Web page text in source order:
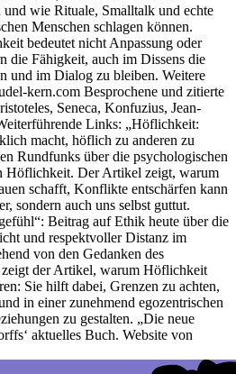
wie Rituale, Smalltalk und echte
Menschen schlagen können.
bedeutet nicht Anpassung oder
die Fähigkeit, auch im Dissens die
und im Dialog zu bleiben. Weitere
kern.com Besprochene und zitierte
Seneca, Konfuzius, Jean-
Links: „Höflichkeit:
macht, höflich zu anderen zu
Rundfunks über die psychologischen
Höflichkeit. Der Artikel zeigt, warum
schafft, Konflikte entschärfen kann
sondern auch uns selbst guttut.
Beitrag auf Ethik heute über die
und respektvoller Distanz im
von den Gedanken des
der Artikel, warum Höflichkeit
Sie hilft dabei, Grenzen zu achten,
in einer zunehmend egozentrischen
zu gestalten. „Die neue
aktuelles Buch. Website von